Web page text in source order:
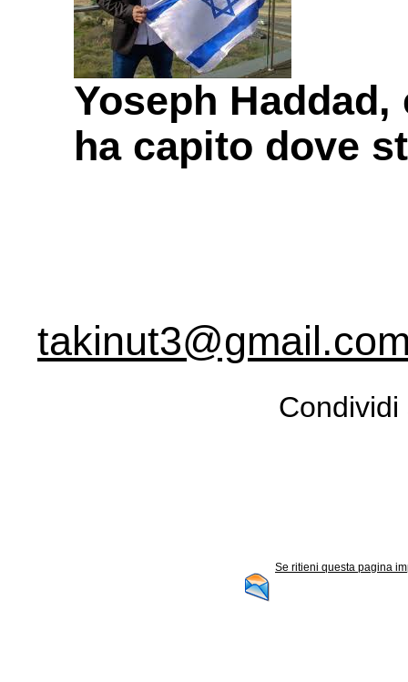
Yoseph
ha capito dove
Se ritieni questa pagina